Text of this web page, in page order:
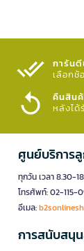
การัน
เลือกช้
คืนสินค้
หลังไ
ศูนย์บริการ
ทุกวัน เวลา 8.30-
โทรศัพท์: 02-115-
อีเมล:
การสนับสนุ